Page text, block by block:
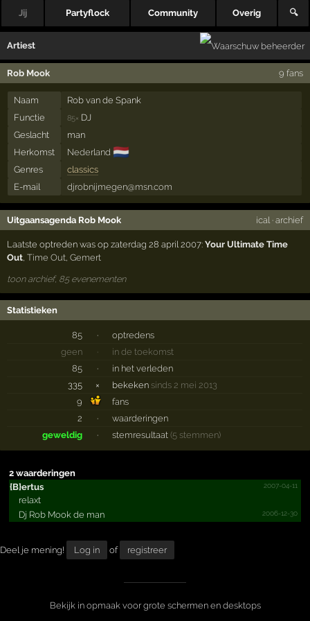
Jij Partyflock Community Overig 🔍
Artiest
Rob Mook 9 fans
Naam
Rob van de Spank
Functie
85× DJ
Geslacht
man
Herkomst
Nederland 🇳🇱
Genres
classics
E-mail
djrobnijmegen@msn.com
Uitgaansagenda Rob Mook ical· archief
Laatste optreden was op zaterdag 28 april 2007:Your Ultimate Time
Out ,Time Out ,Gemert
toon archief, 85 evenementen
Statistieken
85 ·
optredens
geen
·
in de toekomst
85
·
in het verleden
335
× bekeken sinds 2 mei 2013
9
fans
2
·
waarderingen
geweldig
· stemresultaat (5 stemmen)
2 waarderingen
{B}ertus
2007-04-11
relaxt
2006-12-30
Dj Rob Mook de man
Deel je mening! Log in of registreer
Bekijk in opmaak voor grote schermen en desktops